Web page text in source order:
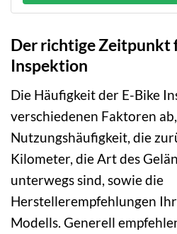
Der richtige Zeitpunkt
Inspektion
Die Häufigkeit der E-Bike
verschiedenen Faktoren
Nutzungshäufigkeit, die
Kilometer, die Art des
unterwegs sind, sowie die
Herstellerempfehlungen
Modells. Generell